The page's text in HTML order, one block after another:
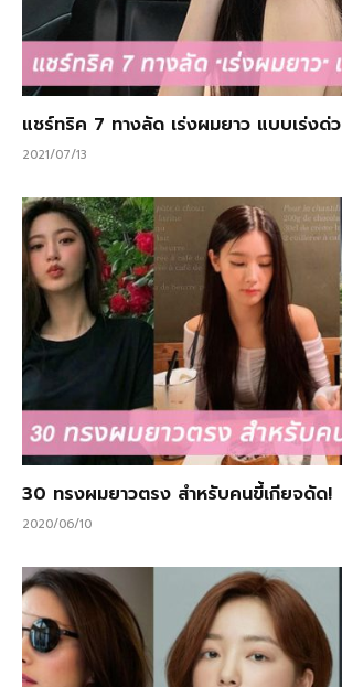
แชร์ทริค 7 ทางลัด เร่งผมยาว แบบเร่งด่
2021/07/13
30 ทรงผมยาวตรง สำหรับคนขี้เกียจดัด!
2020/06/10